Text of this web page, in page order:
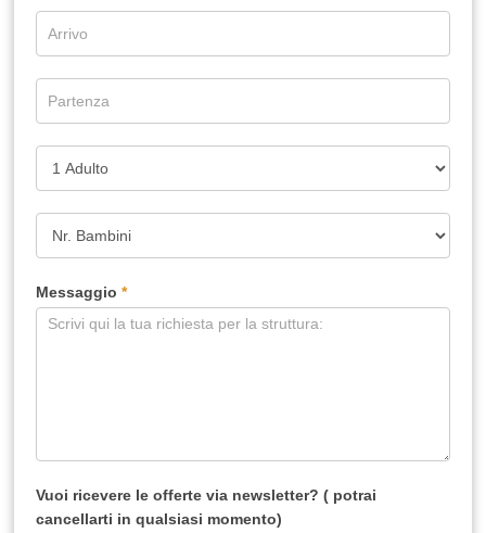
Messaggio*
Vuoi ricevere le offerte via newsletter? ( potrai
cancellarti in qualsiasi momento)